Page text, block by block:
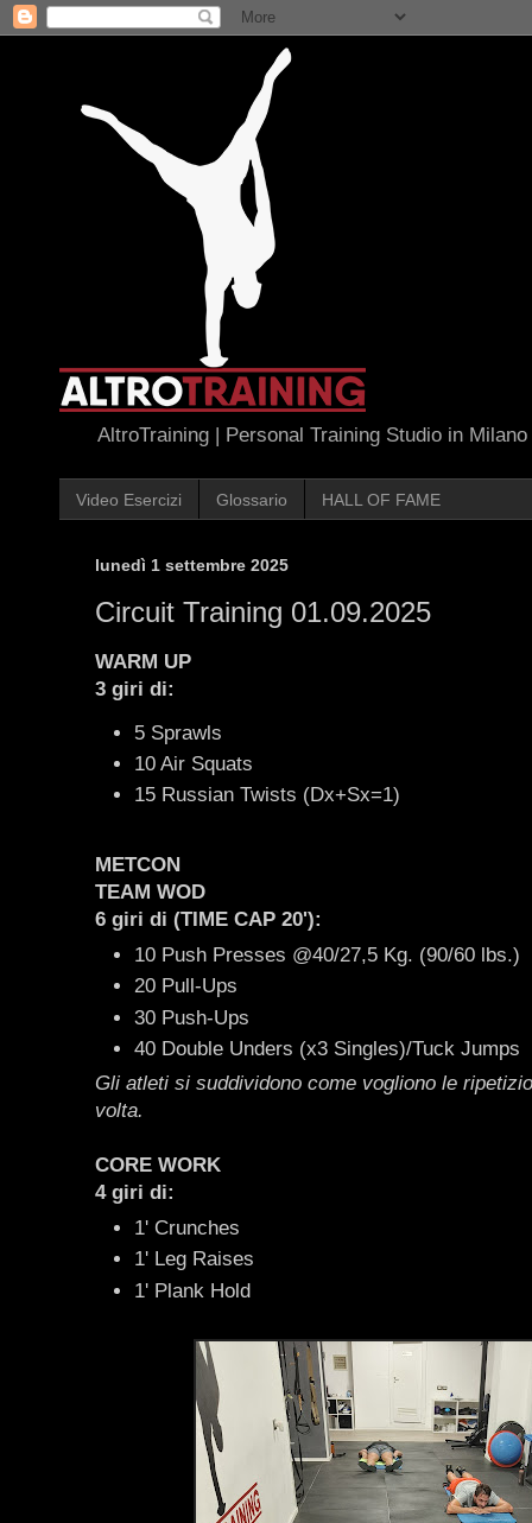
AltroTraining | Personal Training Studio in Milano
Video Esercizi Glossario HALL OF FAME
lunedì 1 settembre 2025
Circuit Training 01.09.2025
WARM UP
3 giri di:
5 Sprawls
10 Air Squats
15 Russian Twists (Dx+Sx=1)
METCON
TEAM WOD
6 giri di (TIME CAP 20'):
10 Push Presses @40/27,5 Kg. (90/60 lbs.)
20 Pull-Ups
30 Push-Ups
40 Double Unders (x3 Singles)/Tuck Jumps
Gli atleti si suddividono come vogliono le
volta.
CORE WORK
4 giri di:
1' Crunches
1' Leg Raises
1' Plank Hold